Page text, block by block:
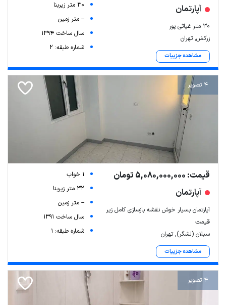
آپارتمان
۳۰ متر غیاثی پور
زرکش, تهران
مشاهده جزییات
30 متر زیربنا
-- متر زمین
سال ساخت 1394
شماره طبقه: 2
4 تصویر
قیمت: 5,080,000,000 تومان
آپارتمان
آپارتمان بسیار خوش نقشه بازسازی کامل زیر
قیمت
سبلان (لشگر), تهران
مشاهده جزییات
1 خواب
32 متر زیربنا
-- متر زمین
سال ساخت 1391
شماره طبقه: 1
4 تصویر